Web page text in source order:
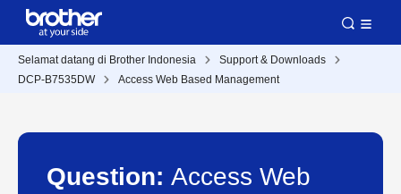
Selamat datang di Brother Indonesia
Support & Downloads
DCP-B7535DW
Access Web Based Management
Question: Access Web